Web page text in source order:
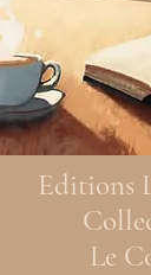
Editions
Le